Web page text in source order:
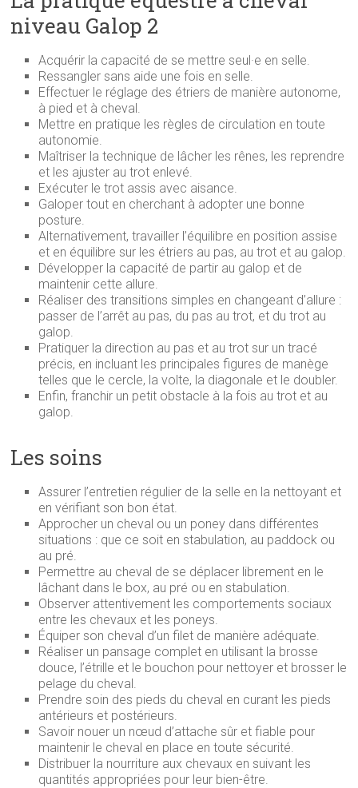
niveau Galop 2
Acquérir la capacité de se mettre seul·e en selle.
Ressangler sans aide une fois en selle.
Effectuer le réglage des étriers de manière autonome,
à pied et à cheval.
Mettre en pratique les règles de circulation en toute
autonomie.
Maîtriser la technique de lâcher les rênes, les reprendre
et les ajuster au trot enlevé.
Exécuter le trot assis avec aisance.
Galoper tout en cherchant à adopter une bonne
posture.
Alternativement, travailler l’équilibre en position assise
et en équilibre sur les étriers au pas, au trot et au galop.
Développer la capacité de partir au galop et de
maintenir cette allure.
Réaliser des transitions simples en changeant d’allure :
passer de l’arrêt au pas, du pas au trot, et du trot au
galop.
Pratiquer la direction au pas et au trot sur un tracé
précis, en incluant les principales figures de manège
telles que le cercle, la volte, la diagonale et le doubler.
Enfin, franchir un petit obstacle à la fois au trot et au
galop.
Les soins
Assurer l’entretien régulier de la selle en la nettoyant et
en vérifiant son bon état.
Approcher un cheval ou un poney dans différentes
situations : que ce soit en stabulation, au paddock ou
au pré.
Permettre au cheval de se déplacer librement en le
lâchant dans le box, au pré ou en stabulation.
Observer attentivement les comportements sociaux
entre les chevaux et les poneys.
Équiper son cheval d’un filet de manière adéquate.
Réaliser un pansage complet en utilisant la brosse
douce, l’étrille et le bouchon pour nettoyer et brosser le
pelage du cheval.
Prendre soin des pieds du cheval en curant les pieds
antérieurs et postérieurs.
Savoir nouer un nœud d’attache sûr et fiable pour
maintenir le cheval en place en toute sécurité.
Distribuer la nourriture aux chevaux en suivant les
quantités appropriées pour leur bien-être.